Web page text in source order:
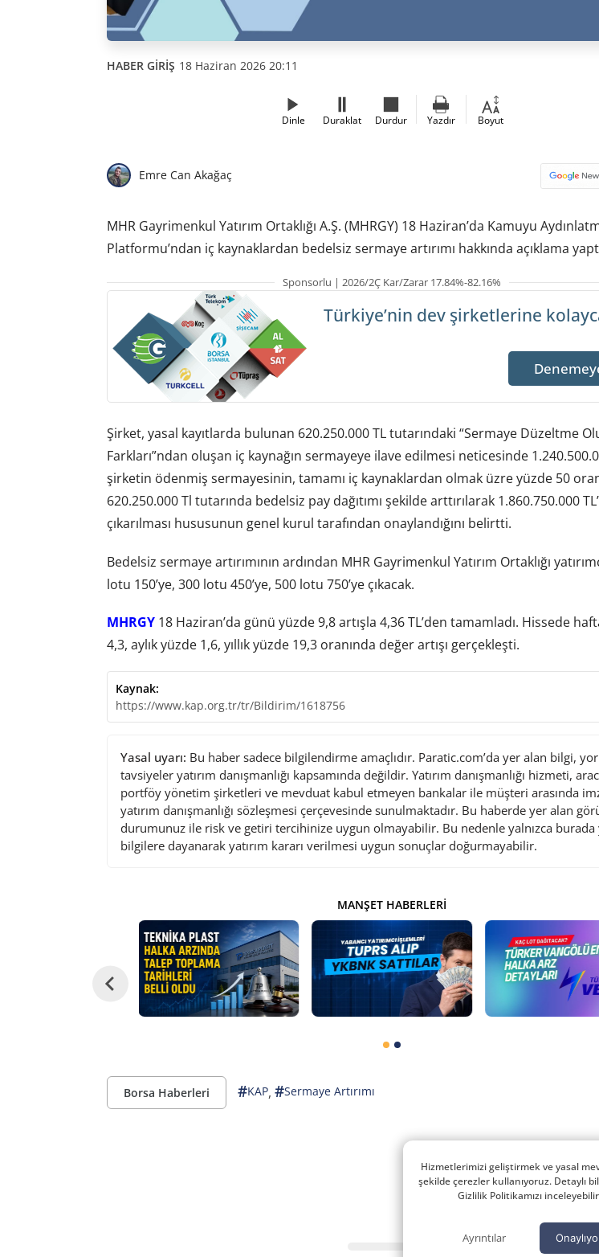
HABER GİRİŞ 18 Haziran 2026 20:11
Dinle Duraklat Durdur Yazdır Boyut
Emre Can Akağaç
MHR Gayrimenkul Yatırım Ortaklığı A.Ş. (MHRGY) 18 Haziran’da Kamuyu
Platformu’ndan iç kaynaklardan bedelsiz sermaye artırımı hakkında açıklama
Sponsorlu | 2026/2Ç Kar/Zarar 17.84%-82.16%
Türkiye’nin dev şirketlerine
Şirket, yasal kayıtlarda bulunan 620.250.000 TL tutarındaki “Sermaye Düzeltme
Farkları”ndan oluşan iç kaynağın sermayeye ilave edilmesi neticesinde
şirketin ödenmiş sermayesinin, tamamı iç kaynaklardan olmak üzre yüzde 50
620.250.000 Tl tutarında bedelsiz pay dağıtımı şekilde arttırılarak 1.860.750.000
çıkarılması hususunun genel kurul tarafından onaylandığını belirtti.
Bedelsiz sermaye artırımının ardından MHR Gayrimenkul Yatırım Ortaklığı
lotu 150’ye, 300 lotu 450’ye, 500 lotu 750’ye çıkacak.
MHRGY18 Haziran’da günü yüzde 9,8 artışla 4,36 TL’den tamamladı. Hissede
4,3, aylık yüzde 1,6, yıllık yüzde 19,3 oranında değer artışı gerçekleşti.
Kaynak:
https://www.kap.org.tr/tr/Bildirim/1618756
Yasal uyarı: Bu haber sadece bilgilendirme amaçlıdır. Paratic.com’da yer alan bilgi,
tavsiyeler yatırım danışmanlığı kapsamında değildir. Yatırım danışmanlığı hizmeti,
portföy yönetim şirketleri ve mevduat kabul etmeyen bankalar ile müşteri arasında
yatırım danışmanlığı sözleşmesi çerçevesinde sunulmaktadır. Bu haberde yer alan
durumunuz ile risk ve getiri tercihinize uygun olmayabilir. Bu nedenle yalnızca burada
bilgilere dayanarak yatırım kararı verilmesi uygun sonuçlar doğurmayabilir.
MANŞET HABERLERI
Borsa Haberleri #KAP, #Sermaye Artırımı
Hizmetlerimizi geliştirmek ve yasal
şekilde çerezler kullanıyoruz. Detaylı
Gizlilik Politikamızı
Ayrıntılar